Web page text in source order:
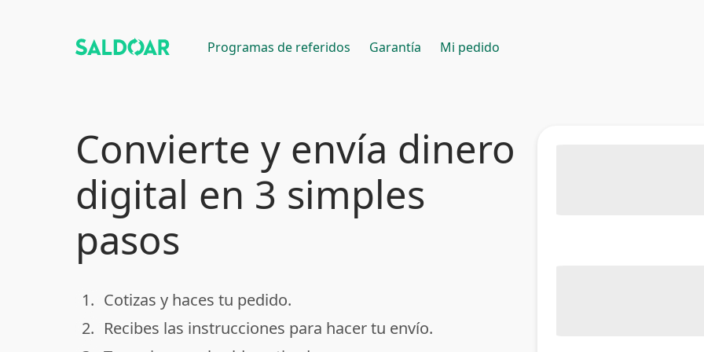
Programas de referidos Garantía Mi pedido
Convierte y envía dinero
digital en 3 simples
pasos
done
1. Cotizas y haces tu pedido.
done
2. Recibes las instrucciones para hacer tu envío.